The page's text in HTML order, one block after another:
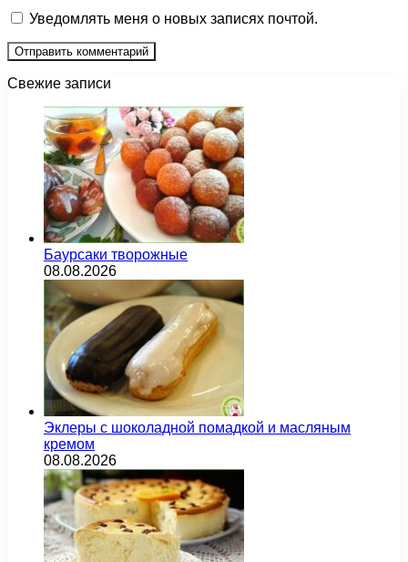
Уведомлять меня о новых записях почтой.
Свежие записи
Баурсаки творожные
08.08.2026
Эклеры с шоколадной помадкой и масляным
кремом
08.08.2026